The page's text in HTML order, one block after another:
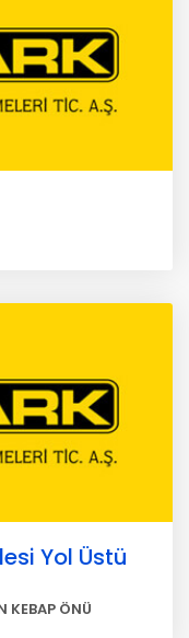
Yol Üstü
KEBAP ÖNÜ